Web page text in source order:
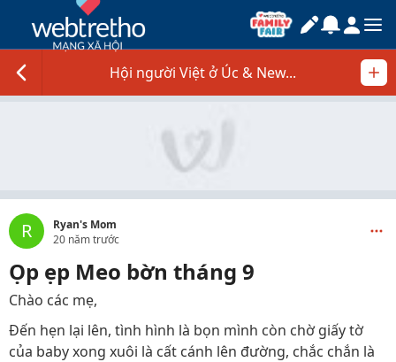
Hội người Việt ở Úc & New...
R
Ryan's Mom
20 năm trước
Ọp ẹp Meo bờn tháng 9
Chào các mẹ,
Đến hẹn lại lên, tình hình là bọn mình còn chờ giấy tờ
của baby xong xuôi là cất cánh lên đường, chắc chắn là